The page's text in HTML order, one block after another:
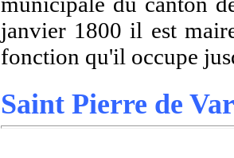
janvier 1800 il est
fonction qu'il occupe
Saint Pierre de